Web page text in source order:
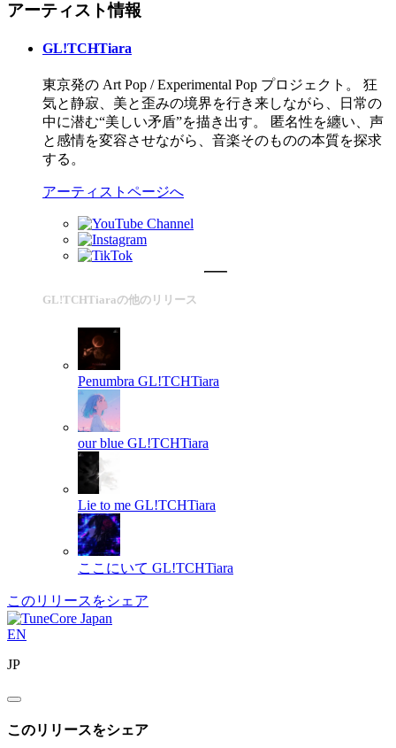
アーティスト情報
GL!TCHTiara
東京発の Art Pop / Experimental Pop プロジェクト。 狂
気と静寂、美と歪みの境界を行き来しながら、日常の
中に潜む“美しい矛盾”を描き出す。 匿名性を纏い、声
と感情を変容させながら、音楽そのものの本質を探求
する。
アーティストページへ
GL!TCHTiaraの他のリリース
Penumbra GL!TCHTiara
our blue GL!TCHTiara
Lie to me GL!TCHTiara
ここにいて GL!TCHTiara
このリリースをシェア
EN
JP
このリリースをシェア